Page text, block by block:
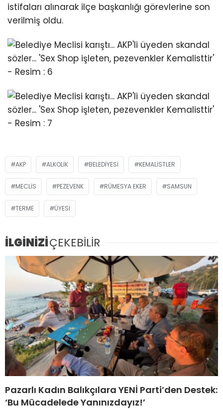
istifaları alınarak ilçe başkanlığı görevlerine son
verilmiş oldu.
AKP ALKOLIK BELEDIYESI KEMALISTLER
MECLIS PEZEVENK RÜMESYA EKER SAMSUN
TERME ÜYESI
İLGİNİZİÇEKEBİLİR
Pazarlı Kadın Balıkçılara YENİ Parti’den Destek:
‘Bu Mücadelede Yanınızdayız!’